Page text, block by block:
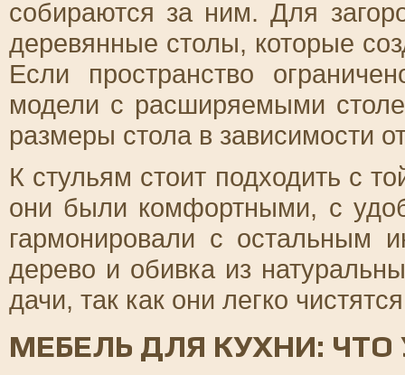
собираются за ним. Для
деревянные столы, которые
Если пространство
модели с расширяемыми
размеры стола в зависимости
К стульям стоит подходить с
они были комфортными, с
гармонировали с остальным
дерево и обивка из
дачи, так как они легко
МЕБЕЛЬ ДЛЯ КУХНИ: ЧТО